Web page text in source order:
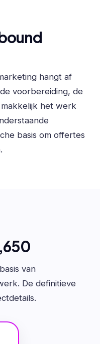
hangt af
voorbereiding, de
het werk
basis om offertes
van
De definitieve